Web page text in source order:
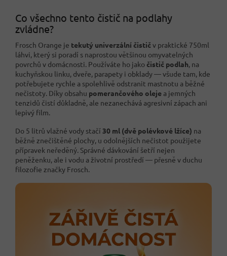
Co všechno tento čistič na podlahy
zvládne?
Frosch Orange je tekutý univerzální čističv praktické 750ml
láhvi, který si poradí s naprostou většinou omyvatelných
povrchů v domácnosti. Používáte ho jako čistič podlah, na
kuchyňskou linku, dveře, parapety i obklady — všude tam, kde
potřebujete rychle a spolehlivě odstranit mastnotu a běžné
nečistoty. Díky obsahu pomerančového oleje a jemných
tenzidů čistí důkladně, ale nezanechává agresivní zápach ani
lepivý film.
Do 5 litrů vlažné vody stačí 30 ml (dvě polévkové lžíce) na
běžně znečištěné plochy, u odolnějších nečistot použijete
přípravek neředěný. Správné dávkování šetří nejen
peněženku, ale i vodu a životní prostředí — přesně v duchu
filozofie značky Frosch.